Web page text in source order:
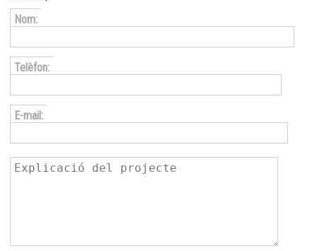
Nom:
Telèfon:
E-mail: